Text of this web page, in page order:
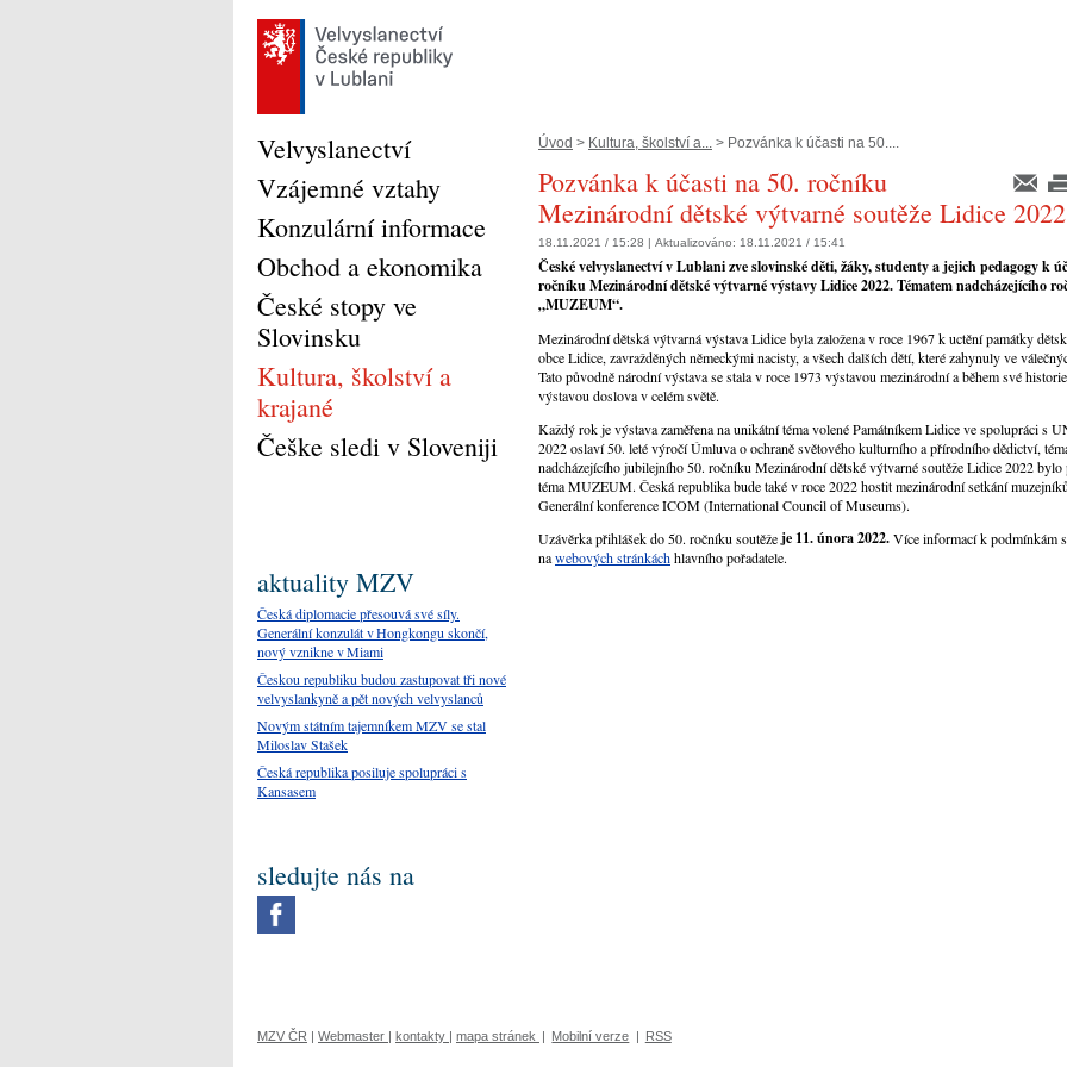
Úvod > Kultura, školství a... > Pozvánka k účasti na 50....
Pozvánka k účasti na 50. ročníku
Mezinárodní dětské výtvarné soutěže Lidice 2022
18.11.2021 / 15:28 | Aktualizováno: 18.11.2021 / 15:41
České velvyslanectví v Lublani zve slovinské děti, žáky, studenty a jejich pedagogy k
ročníku Mezinárodní dětské výtvarné výstavy Lidice 2022. Tématem nadcházejícího
„MUZEUM“.
Mezinárodní dětská výtvarná výstava Lidice byla založena v roce 1967 k uctění památky
obce Lidice, zavražděných německými nacisty, a všech dalších dětí, které zahynuly ve
Tato původně národní výstava se stala v roce 1973 výstavou mezinárodní a během své
výstavou doslova v celém světě.
Každý rok je výstava zaměřena na unikátní téma volené Památníkem Lidice ve spolupráci s
2022 oslaví 50. leté výročí Úmluva o ochraně světového kulturního a přírodního dědictví,
nadcházejícího jubilejního 50. ročníku Mezinárodní dětské výtvarné soutěže Lidice 2022
téma MUZEUM. Česká republika bude také v roce 2022 hostit mezinárodní setkání
Generální konference ICOM (International Council of Museums).
Uzávěrka přihlášek do 50. ročníku soutěžeje 11. února 2022.Více informací k podmínkám
nawebových stránkáchhlavního pořadatele.
Velvyslanectví
Vzájemné vztahy
Konzulární informace
Obchod a ekonomika
České stopy ve
Slovinsku
Kultura, školství a
krajané
Češke sledi v Sloveniji
aktuality MZV
Česká diplomacie přesouvá své síly.
Generální konzulát v Hongkongu skončí,
nový vznikne v Miami
Českou republiku budou zastupovat tři nové
velvyslankyně a pět nových velvyslanců
Novým státním tajemníkem MZV se stal
Miloslav Stašek
Česká republika posiluje spolupráci s
Kansasem
sledujte nás na
MZV ČR | Webmaster | kontakty | mapa stránek | Mobilní verze | RSS